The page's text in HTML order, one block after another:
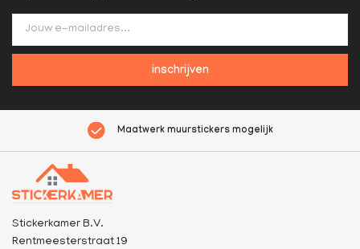
inschrijven
Maatwerk muurstickers mogelijk
Stickerkamer B.V.
Rentmeesterstraat 19